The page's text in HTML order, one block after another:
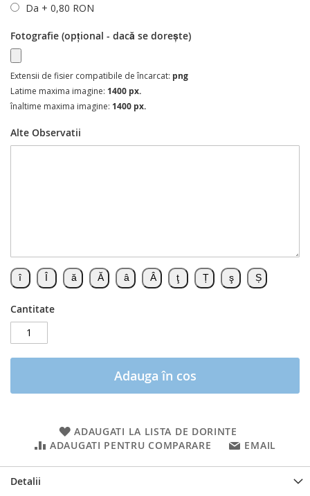
Da + 0,80 RON
Fotografie (opțional - dacă se dorește)
Extensii de fisier compatibile de încarcat: png
Latime maxima imagine: 1400 px.
înaltime maxima imagine: 1400 px.
Alte Observatii
Cantitate
Adauga în cos
ADAUGATI LA LISTA DE DORINTE
ADAUGATI PENTRU COMPARARE
EMAIL
Detalii